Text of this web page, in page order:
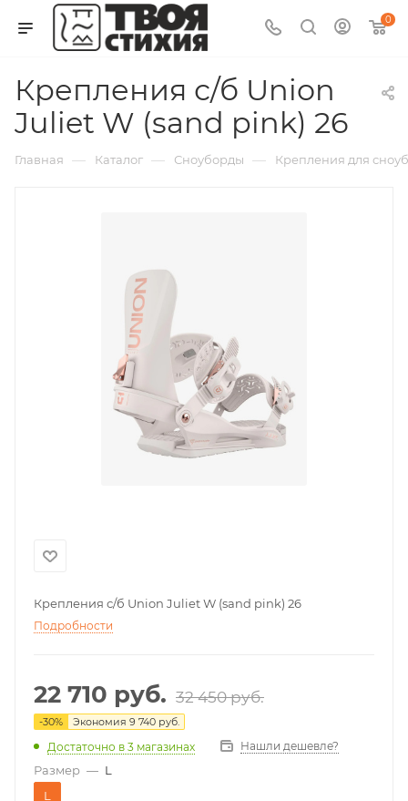
0
Крепления с/б Union
Juliet W (sand pink) 26
Главная — Каталог — Сноуборды — Крепления для
Крепления с/б Union Juliet W (sand pink) 26
Подробности
22 710 руб. 32 450руб.
-30% Экономия 9 740 руб.
Достаточно в 3 магазинах Нашли дешевле?
Размер — L
L